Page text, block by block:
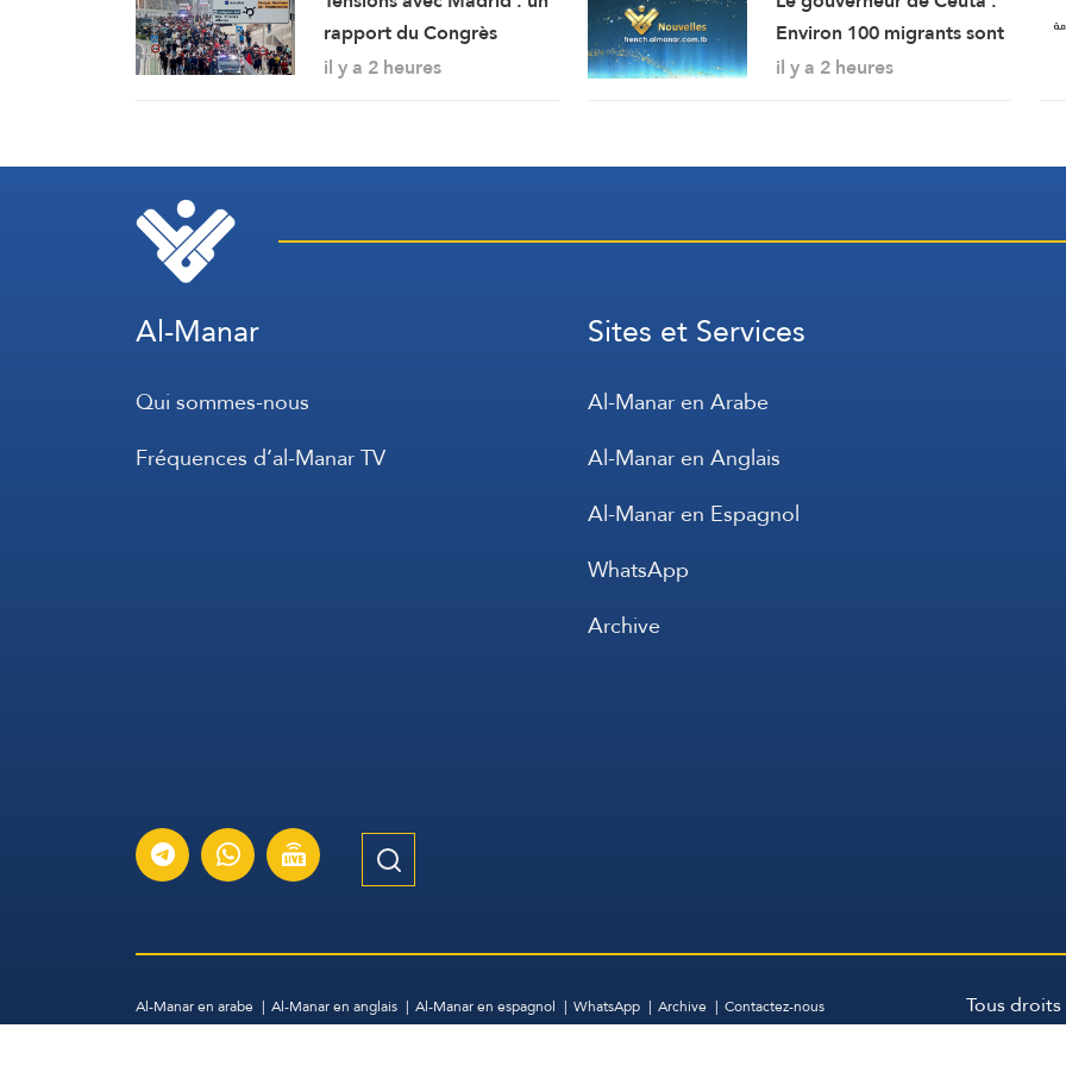
rapport du Congrès
considère Ceuta et Melilla
il y a 2 heures
Environ 100 migrants sont
morts lors de l’afflux
il y a 2 heures
Al-Manar
Qui sommes-nous
Fréquences d’al-Manar TV
Sites et Services
Al-Manar en Arabe
Al-Manar en Anglais
Al-Manar en Espagnol
WhatsApp
Archive
Al-Manar en arabe Al-Manar en anglais Al-Manar en espagnol WhatsApp Archive Contactez-nous
Tous